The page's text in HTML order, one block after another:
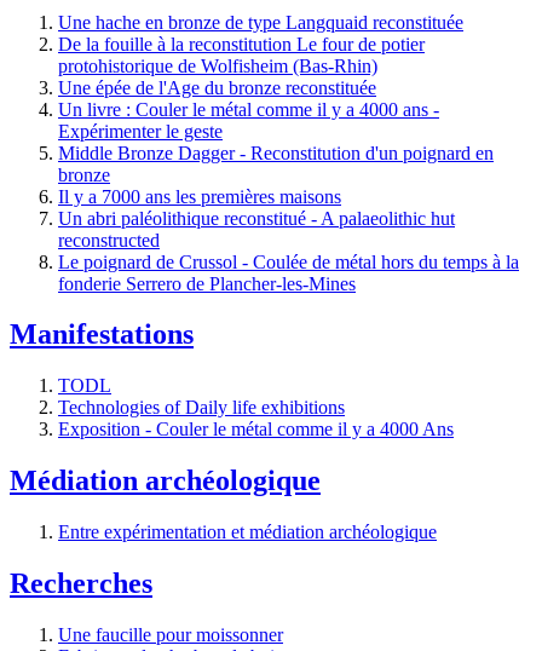
Une hache en bronze de type Langquaid reconstituée
De la fouille à la reconstitution Le four de potier
protohistorique de Wolfisheim (Bas-Rhin)
Une épée de l'Age du bronze reconstituée
Un livre : Couler le métal comme il y a 4000 ans -
Expérimenter le geste
Middle Bronze Dagger - Reconstitution d'un poignard en
bronze
Il y a 7000 ans les premières maisons
Un abri paléolithique reconstitué - A palaeolithic hut
reconstructed
Le poignard de Crussol - Coulée de métal hors du temps à la
fonderie Serrero de Plancher-les-Mines
Manifestations
TODL
Technologies of Daily life exhibitions
Exposition - Couler le métal comme il y a 4000 Ans
Médiation archéologique
Entre expérimentation et médiation archéologique
Recherches
Une faucille pour moissonner